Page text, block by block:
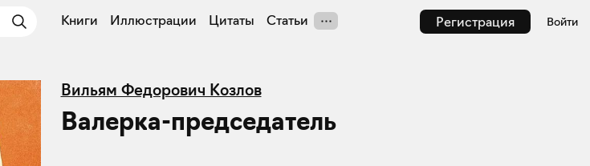
Регистрация Войти
Книги Иллюстрации Цитаты Статьи
Вильям Федорович Козлов
Валерка-председатель